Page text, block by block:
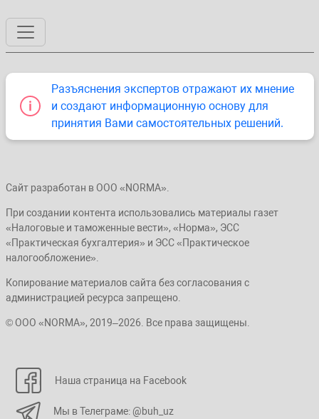
Разъяснения экспертов отражают их мнение
и создают информационную основу для
принятия Вами самостоятельных решений.
Сайт разработан в ООО «NORMA».
При создании контента использовались материалы газет
«Налоговые и таможенные вести», «Норма», ЭСС
«Практическая бухгалтерия» и ЭСС «Практическое
налогообложение».
Копирование материалов сайта без согласования с
администрацией ресурса запрещено.
© ООО «NORMA», 2019–2026. Все права защищены.
Наша страница на Facebook
Мы в Телеграме: @buh_uz